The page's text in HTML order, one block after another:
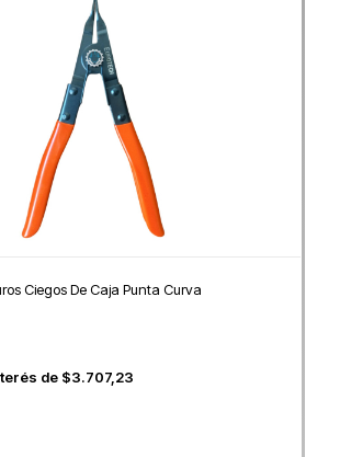
Ciegos De Caja Punta Curva
de $3.707,23